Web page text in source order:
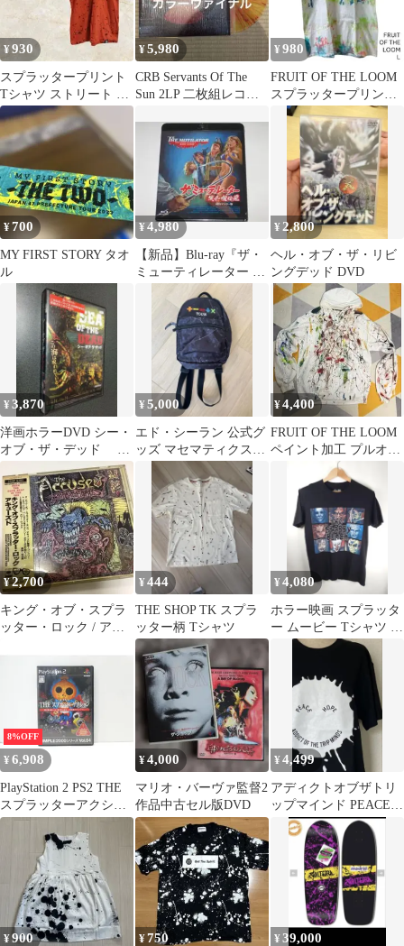
¥930
スプラッタープリント
Tシャツ ストリート カ
ジュアル【M】レッド
¥5,980
CRB Servants Of The
Sun 2LP 二枚組レコー
¥ 980
FRUIT OF THE LOOM
スプラッタープリント
VネックTシャツ L
¥700
MY FIRST STORY タオ
ル
¥4,980
【新品】Blu-ray『ザ・
ミューティレーター 猟
奇!惨殺魔 HDリマスタ
¥ 2,800
ヘル・オブ・ザ・リビ
ングデッド DVD
¥3,870
洋画ホラーDVD シー・
オブ・ザ・デッド レ
¥5,000
エド・シーラン 公式グ
ッズ マセマティクス・
ツアー ミニリュック バ
ックパック
¥4,400
FRUIT OF THE LOOM
ペイント加工 プルオー
バーパーカー ホワイト
¥2,700
キング・オブ・スプラ
ッター・ロック / アキ
¥444
THE SHOP TK スプラ
ッター柄 Tシャツ
¥4,080
ホラー映画 スプラッタ
ー ムービー Tシャツ 黒
S チャッキー ジェイソ
8%OFF
¥ 6,908
PlayStation 2 PS2 THE
スプラッターアクショ
ン レトロ ゲームソフト
△WE2962
¥4,000
マリオ・バーヴァ監督2
作品中古セル版DVD
¥4,499
アディクトオブザトリ
ップマインド PEACE
HOPE Tシャツ ブラッ
¥900 ¥750 ¥39,000